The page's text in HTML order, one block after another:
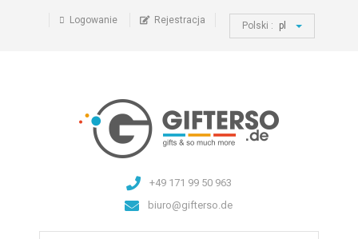
Logowanie Rejestracja Polski : pl
+49 171 99 50 963
biuro@gifterso.de